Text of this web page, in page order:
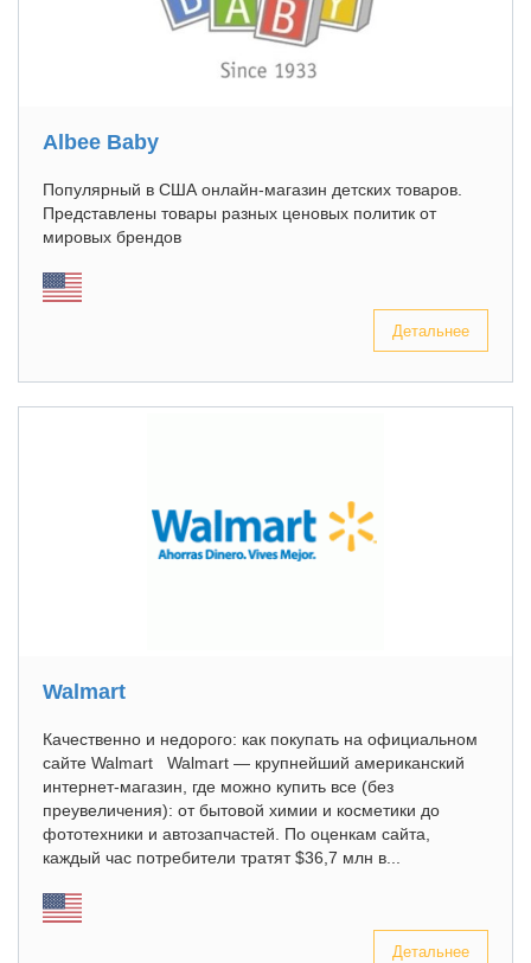
Albee Baby
Популярный в США онлайн-магазин детских товаров.
Представлены товары разных ценовых политик от
мировых брендов
Детальнее
Walmart
Качественно и недорого: как покупать на официальном
сайте Walmart Walmart — крупнейший американский
интернет-магазин, где можно купить все (без
преувеличения): от бытовой химии и косметики до
фототехники и автозапчастей. По оценкам сайта,
каждый час потребители тратят $36,7 млн в...
Детальнее